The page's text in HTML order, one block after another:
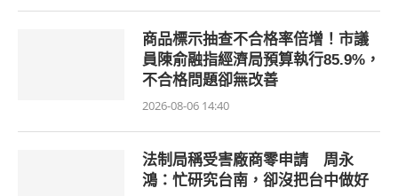
商品標示抽查不合格率倍增！市議
員陳俞融指經濟局預算執行85.9%，
不合格問題卻無改善
2026-08-06 14:40
法制局稱受害廠商零申請 周永
鴻：忙研究台南，卻沒把台中做好